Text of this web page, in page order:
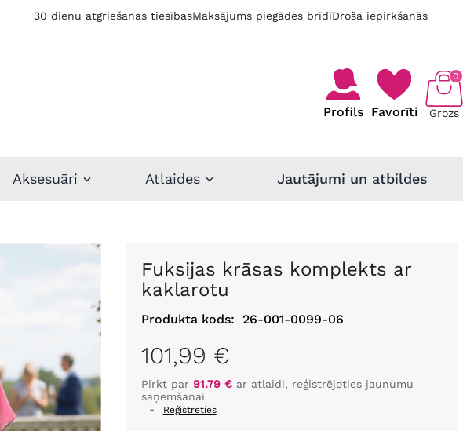
30 dienu atgriešanas tiesībasMaksājums piegādes brīdīDroša iepirkšanās
Profils Favorīti Grozs
0
Aksesuāri Atlaides Jautājumi un atbildes
Fuksijas krāsas komplekts ar
kaklarotu
Produkta kods: 26-001-0099-06
101,99 €
Pirkt par 91.79 €ar atlaidi, reģistrējoties jaunumu
saņemšanai
-
Reģistrēties